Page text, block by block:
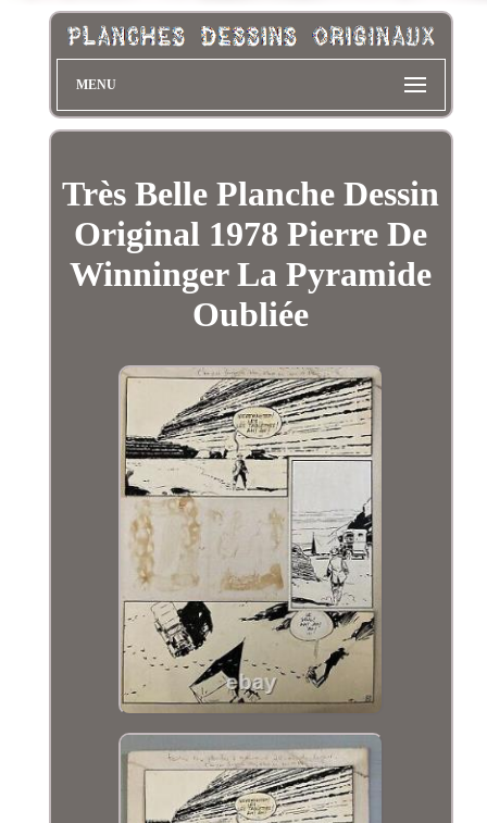
MENU
Très Belle Planche Dessin
Original 1978 Pierre De
Winninger La Pyramide
Oubliée